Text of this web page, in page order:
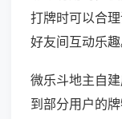
打牌时可以合
好友间互动乐趣
微乐斗地主自
到部分用户的